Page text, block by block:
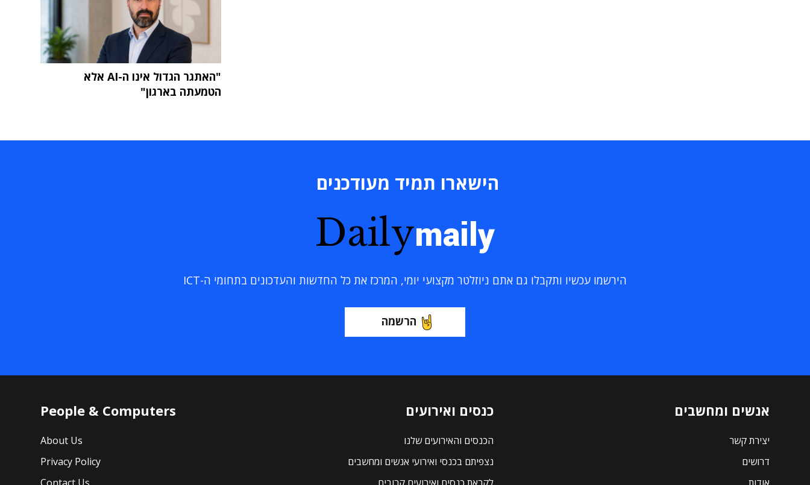
"האתגר הגדול אינו ה-AI אלא
הטמעתה בארגון"
הישארו תמיד מעודכנים
Dailymaily
הירשמו עכשיו ותקבלו גם אתם ניוזלטר מקצועי יומי, המרכז את כל החדשות והעדכונים בתחומי ה-ICT
הרשמה
אנשים ומחשבים
יצירת קשר
דרושים
כנסים ואירועים
הכנסים והאירועים שלנו
נצפיתם בכנסי ואירועי אנשים ומחשבים
People & Computers
About Us
Privacy Policy